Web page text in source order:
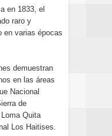
en 1833, el
raro y
en varias épocas
demuestran
en las áreas
Nacional
de
Quita
Los Haitises.